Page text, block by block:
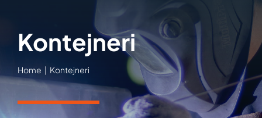
Kontejneri
Home Kontejneri